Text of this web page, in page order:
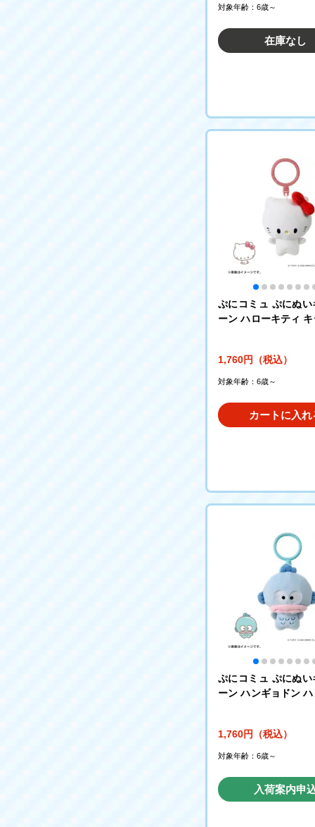
対象年齢：6歳～
在庫なし
ぷにコミュ ぷにぬい
ーン ハローキティ
1,760円（税込）
対象年齢：6歳～
カートに入れ
ぷにコミュ ぷにぬい
ーン ハンギョドン
1,760円（税込）
対象年齢：6歳～
入荷案内申